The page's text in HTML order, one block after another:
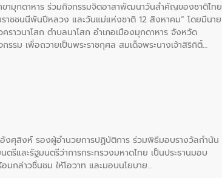
ามุกดาหาร ร่วมกิจกรรมจิตอาสาพัฒนาวันสําคัญของชาติไทย
าชชนนีพันปีหลวง และวันแม่แห่งชาติ 12 สิงหาคม” โดยมีนาย
าวนาโสก ตําบลนาโสก อําเภอเมืองมุกดาหาร จังหวัด
รรม เพื่อถวายเป็นพระราชกุศล สมเด็จพระนางเจ้าสิริกิติ์
ด้วยหัวใจ
ศุสิงห์ รองผู้อำนวยการปฏิบัติการ ร่วมพิธีมอบรางวัลกำนัน
ละรัฐมนตรีว่าการกระทรวงมหาดไทย เป็นประธานมอบ
กล่าวชื่นชม ให้โอวาท และมอบนโยบาย